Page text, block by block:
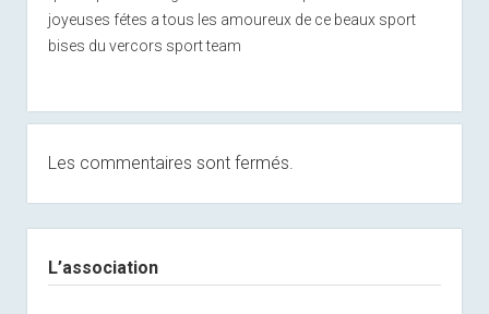
joyeuses fétes a tous les amoureux de ce beaux sport
bises du vercors sport team
Les commentaires sont fermés.
L’association